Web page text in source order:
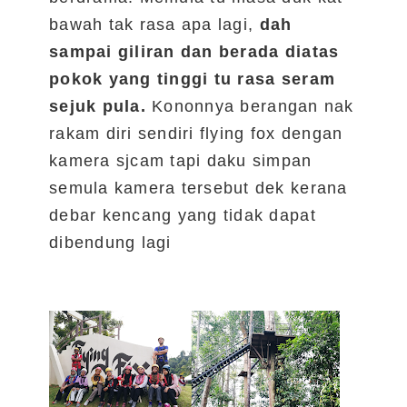
bawah tak rasa apa lagi, dah
sampai giliran dan berada diatas
pokok yang tinggi tu rasa seram
sejuk pula. Kononnya berangan nak
rakam diri sendiri flying fox dengan
kamera sjcam tapi daku simpan
semula kamera tersebut dek kerana
debar kencang yang tidak dapat
dibendung lagi